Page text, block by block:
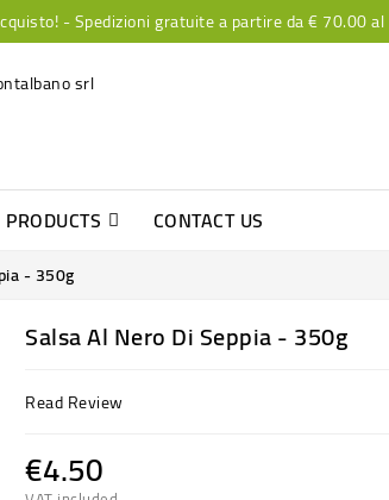
- Spedizioni gratuite a partire da€ 70.00
PRODUCTS CONTACT US
- 350g
Salsa Al Nero Di Seppia - 350g
Read Review
€4.50